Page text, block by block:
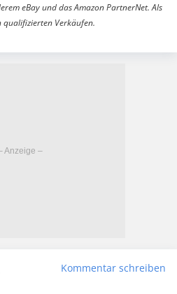
eBay und das Amazon PartnerNet. Als
Verkäufen.
Kommentar schreiben